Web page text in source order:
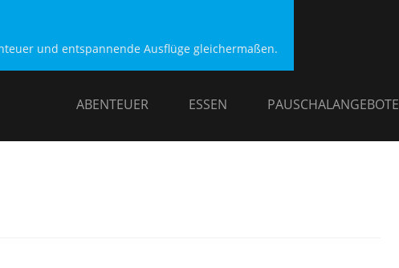
und entspannende Ausflüge gleichermaßen.
ABENTEUER ESSEN PAUSCHALANGEBOTE